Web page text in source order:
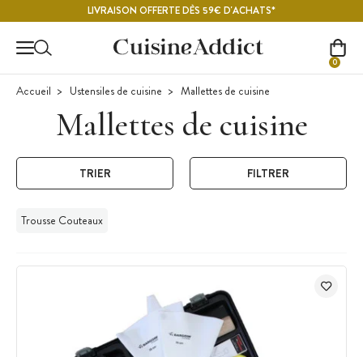
LIVRAISON OFFERTE DÈS 59€ D'ACHATS*
0
Accueil Ustensiles de cuisine Mallettes de cuisine
Mallettes de cuisine
TRIER FILTRER
Trousse Couteaux